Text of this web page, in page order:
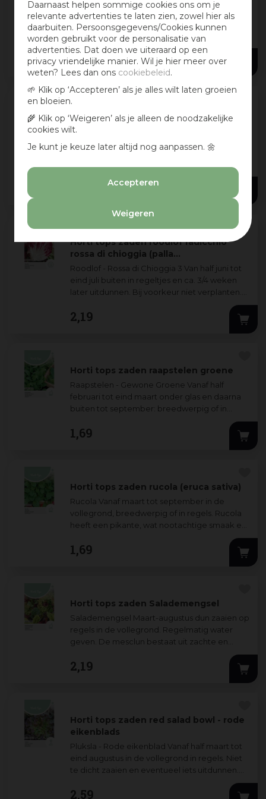
Daarnaast helpen sommige cookies ons om je
relevante advertenties te laten zien, zowel hier als
daarbuiten. Persoonsgegevens/Cookies kunnen
worden gebruikt voor de personalisatie van
advertenties. Dat doen we uiteraard op een
privacy vriendelijke manier. Wil je hier meer over
weten? Lees dan ons cookiebeleid.
🌱 Klik op ‘Accepteren’ als je alles wilt laten groeien
en bloeien.
🌾 Klik op ‘Weigeren’ als je alleen de noodzakelijke
cookies wilt.
Je kunt je keuze later altijd nog aanpassen. 🌼
Accepteren
Weigeren
Snijbiet - White Silver 2 Zaai april-juli in regels
en iets uitdunnen voor de ribbenteelt. De
ribben stoven als selderie of asperges. Of tot
september zaaien in de vollegr ...
3,39
Buzzy zaden xotica Palmboom sla -
Aspergesla
plaatse, van maart tot juli. Opvallende sla
Horti tops zaden roodlof radicchio
rossa di chioggia (palla…
Roodlof - Rossa di Chioggia 3 Van half juni tot
eind juli buiten in regeltjes en ca. 3/4 weken
later uitdunnen. Bij voorkeur niet verplanten.
2,19
Horti tops zaden raapstelen groene
Raapstelen - Gewone Groene Vanaf half
februari tot eind maart onder glas en daarna
buiten tot september: breedwerpig of in
worde
1,69
Horti tops zaden rucola (eruca sativa)
Rucola Vanaf maart tot september in de
vollegrond, breedwerpig of in regels. Rucola
heeft een pikante, wat nootachtige smaak en
1,69
Horti tops zaden Salademengsel
Salademengsel Maart-augustus dun zaaien op
regels in de vollegrond. Regelmatig water
geven. De mesclun bestaat uit zachte en
malse snij- en pluksla in verschillende kleure...
2,19
Horti tops zaden red salad bowl - rode
eikenblads
Pluksla - Rode eikenblad Vanaf half maart tot
eind augustus in de vollegrond in regels. Niet
te dicht zaaien en eventueel iets uitdunnen.
2,59